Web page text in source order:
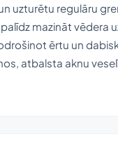
uzturētu regulāru
mazināt vēdera
ērtu un
atbalsta aknu